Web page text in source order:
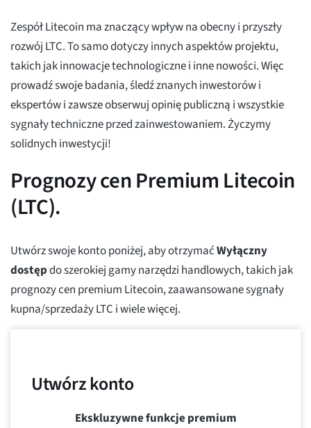
Zespół Litecoin ma znaczący wpływ na obecny i przyszły
rozwój LTC. To samo dotyczy innych aspektów projektu,
takich jak innowacje technologiczne i inne nowości. Więc
prowadź swoje badania, śledź znanych inwestorów i
ekspertów i zawsze obserwuj opinię publiczną i wszystkie
sygnały techniczne przed zainwestowaniem. Życzymy
solidnych inwestycji!
Prognozy cen Premium Litecoin
(LTC).
Utwórz swoje konto poniżej, aby otrzymaćWyłączny
dostępdo szerokiej gamy narzędzi handlowych, takich jak
prognozy cen premium Litecoin, zaawansowane sygnały
kupna/sprzedaży LTC i wiele więcej.
Utwórz konto
Ekskluzywne funkcje premium